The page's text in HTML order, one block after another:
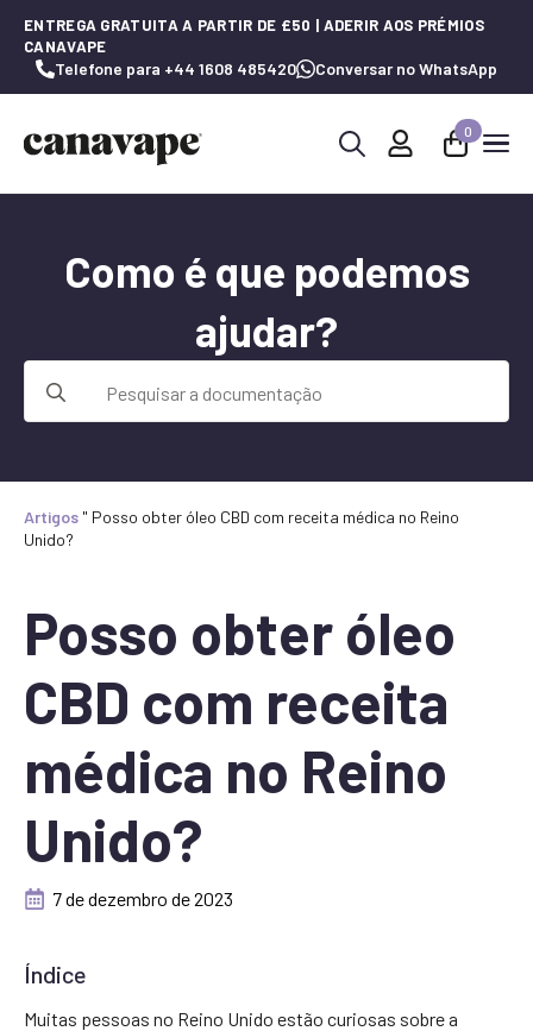
ENTREGA GRATUITA A PARTIR DE £50 | ADERIR AOS PRÉMIOS
CANAVAPE
Telefone para +44 1608 485420 Conversar no WhatsApp
0
Como é que podemos
ajudar?
por:
Artigos " Posso obter óleo CBD com receita médica no Reino
Unido?
Posso obter óleo
CBD com receita
médica no Reino
Unido?
7 de dezembro de 2023
Muitas pessoas no Reino Unido estão curiosas sobre a
Índice